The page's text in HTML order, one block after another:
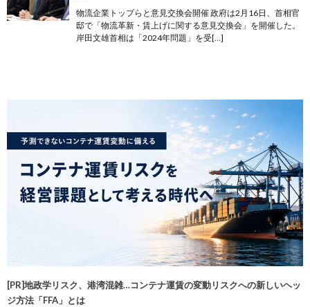
物流企業トップらと意見交換会開催 政府は2月16日、首相官
邸で「物流革新・賃上げに関する意見交換会」を開催した。
岸田文雄首相は「2024年問題」を受[…]
[PR]地政学リスク、港湾混雑…コンテナ運賃の変動リスクへの新しいヘッ
ジ方法「FFA」とは